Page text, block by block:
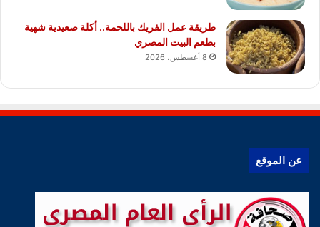
طريقة عمل الفريك باللحمة.. أكلة صعيدية شهية
بطعم البيت المصري
8 أغسطس، 2026
عن الموقع